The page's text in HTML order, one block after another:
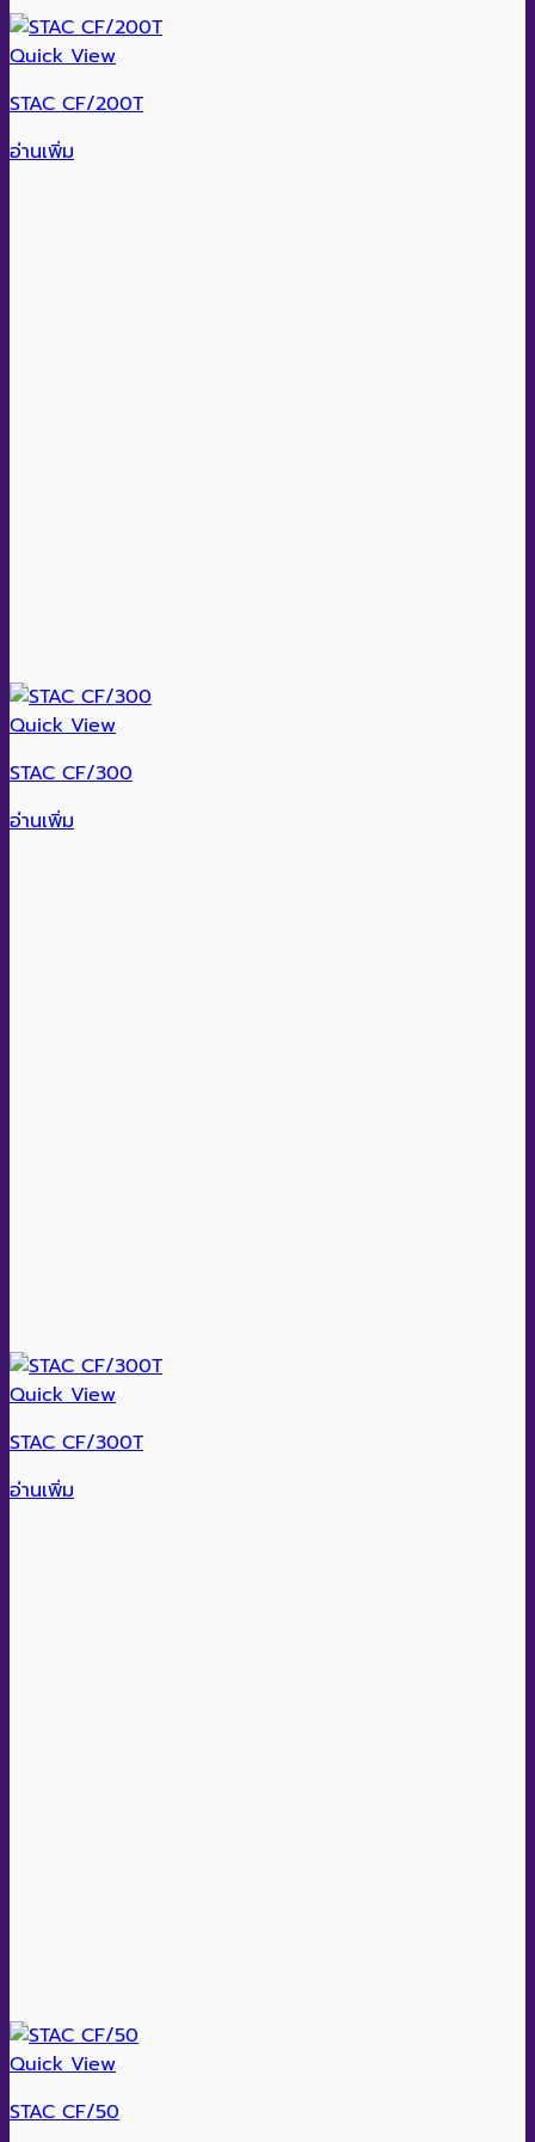
Quick View
STAC CF/200T
อ่านเพิ่ม
Quick View
STAC CF/300
อ่านเพิ่ม
Quick View
STAC CF/300T
อ่านเพิ่ม
Quick View
STAC CF/50